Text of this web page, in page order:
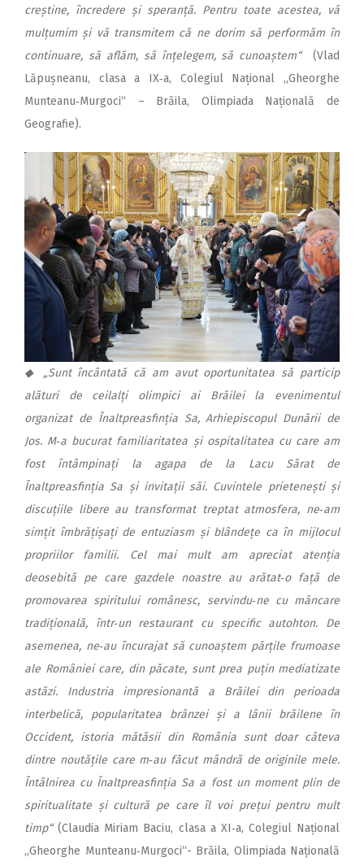
creștine, încredere și speranță. Pentru toate acestea, vă
mulțumim și vă transmitem că ne dorim să performăm în
continuare, să aflăm, să înțelegem, să cunoaștem“(Vlad
Lăpușneanu, clasa a IX‑a, Colegiul Național ,,Gheorghe
Munteanu‑Murgoci“ – Brăila, Olimpiada Națională de
Geografie).
◆ „Sunt încântată că am avut oportunitatea să particip
alături de ceilalți olimpici ai Brăilei la evenimentul
organizat de Înaltpreasfinția Sa, Arhiepiscopul Dunării de
Jos. M‑a bucurat familiaritatea și ospitalitatea cu care am
fost întâmpinați la agapa de la Lacu Sărat de
Înaltpreasfinția Sa și invitații săi. Cuvintele prietenești și
discuțiile libere au transformat treptat atmosfera, ne‑am
simțit îmbrățișați de entuziasm și blândețe ca în mijlocul
propriilor familii. Cel mai mult am apreciat atenția
deosebită pe care gazdele noastre au arătat‑o față de
promovarea spiritului românesc, servindu‑ne cu mâncare
tradițională, într‑un restaurant cu specific autohton. De
asemenea, ne‑au încurajat să cunoaștem părțile frumoase
ale României care, din păcate, sunt prea puțin mediatizate
astăzi. Industria impresionantă a Brăilei din perioada
interbelică, popularitatea brânzei și a lânii brăilene în
Occident, istoria mătăsii din România sunt doar câteva
dintre noutățile care m‑au făcut mândră de originile mele.
Întâlnirea cu Înaltpreasfinția Sa a fost un moment plin de
spiritualitate și cultură pe care îl voi prețui pentru mult
timp“(Claudia Miriam Baciu, clasa a XI‑a, Colegiul Național
,,Gheorghe Munteanu‑Murgoci“- Brăila, Olimpiada Națională